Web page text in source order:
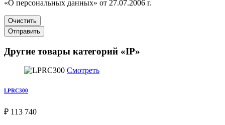
«О персональных данных» от 27.07.2006 г.
Очистить
Отправить
Другие товары категорий «IP»
Смотреть
LPRC300
₽ 113 740